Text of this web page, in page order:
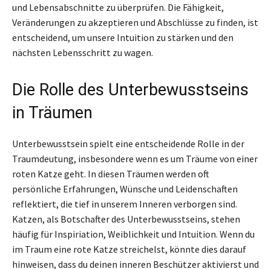
und Lebensabschnitte zu überprüfen. Die Fähigkeit,
Veränderungen zu akzeptieren und Abschlüsse zu finden, ist
entscheidend, um unsere Intuition zu stärken und den
nächsten Lebensschritt zu wagen.
Die Rolle des Unterbewusstseins
in Träumen
Unterbewusstsein spielt eine entscheidende Rolle in der
Traumdeutung, insbesondere wenn es um Träume von einer
roten Katze geht. In diesen Träumen werden oft
persönliche Erfahrungen, Wünsche und Leidenschaften
reflektiert, die tief in unserem Inneren verborgen sind.
Katzen, als Botschafter des Unterbewusstseins, stehen
häufig für Inspiriation, Weiblichkeit und Intuition. Wenn du
im Traum eine rote Katze streichelst, könnte dies darauf
hinweisen, dass du deinen inneren Beschützer aktivierst und